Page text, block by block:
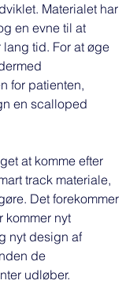
Materialet har
en evne til at
tid. For at øge
for patienten,
en scalloped
at komme efter
track materiale,
Det forekommer
kommer nyt
nyt design af
de
udløber.